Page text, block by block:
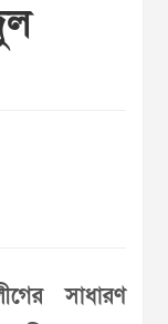
সাধারণ